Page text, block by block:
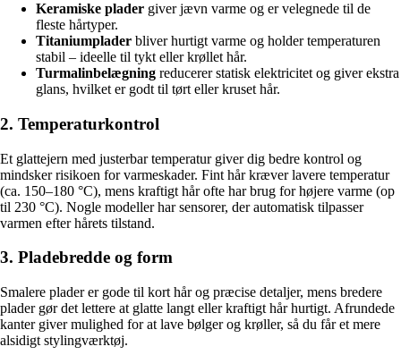
Keramiske plader giver jævn varme og er velegnede til de
fleste hårtyper.
Titaniumplader bliver hurtigt varme og holder temperaturen
stabil – ideelle til tykt eller krøllet hår.
Turmalinbelægning reducerer statisk elektricitet og giver ekstra
glans, hvilket er godt til tørt eller kruset hår.
2. Temperaturkontrol
Et glattejern med justerbar temperatur giver dig bedre kontrol og
mindsker risikoen for varme­skader. Fint hår kræver lavere temperatur
(ca. 150–180 °C), mens kraftigt hår ofte har brug for højere varme (op
til 230 °C). Nogle modeller har sensorer, der automatisk tilpasser
varmen efter hårets tilstand.
3. Pladebredde og form
Smalere plader er gode til kort hår og præcise detaljer, mens bredere
plader gør det lettere at glatte langt eller kraftigt hår hurtigt. Afrundede
kanter giver mulighed for at lave bølger og krøller, så du får et mere
alsidigt stylingværktøj.